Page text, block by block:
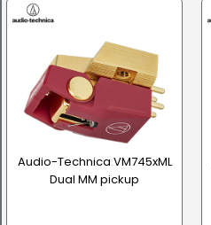
Audio-Technica VM745xML
Dual MM pickup